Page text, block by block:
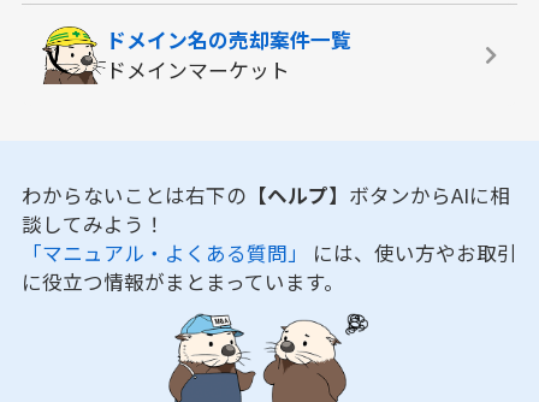
ドメイン名の売却案件一覧
ドメインマーケット
わからないことは右下の 【ヘルプ】 ボタンからAIに相
談してみよう！
「マニュアル・よくある質問」 には、使い方やお取引
に役立つ情報がまとまっています。